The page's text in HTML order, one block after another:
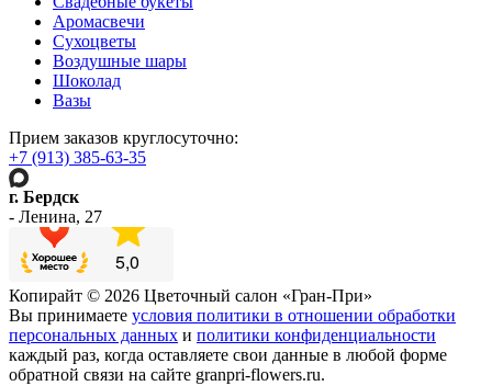
Аромасвечи
Сухоцветы
Воздушные шары
Шоколад
Вазы
Прием заказов круглосуточно:
+7 (913) 385-63-35
г. Бердск
- Ленина, 27
Копирайт © 2026 Цветочный салон «Гран-При»
Вы принимаете условия политики в отношении обработки
персональных данных и политики конфиденциальности
каждый раз, когда оставляете свои данные в любой форме
обратной связи на сайте granpri-flowers.ru.